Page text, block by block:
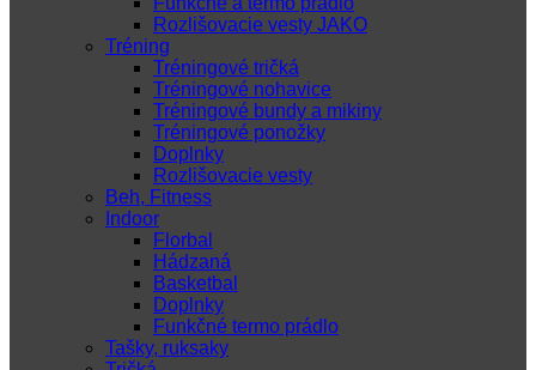
Rozlišovacie vesty JAKO
Tréning
Tréningové tričká
Tréningové nohavice
Tréningové bundy a mikiny
Tréningové ponožky
Doplnky
Rozlišovacie vesty
Beh, Fitness
Indoor
Florbal
Hádzaná
Basketbal
Doplnky
Funkčné termo prádlo
Tašky, ruksaky